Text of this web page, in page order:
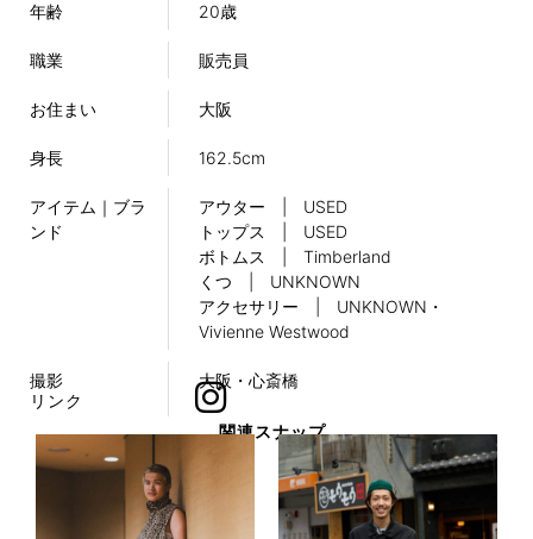
年齢 20歳
職業 販売員
お住まい 大阪
身長 162.5cm
アイテム｜ブラ
ンド
アウター | USED
トップス | USED
ボトムス | Timberland
くつ | UNKNOWN
アクセサリー | UNKNOWN・
Vivienne Westwood
撮影
大阪・心斎橋
リンク
関連スナップ